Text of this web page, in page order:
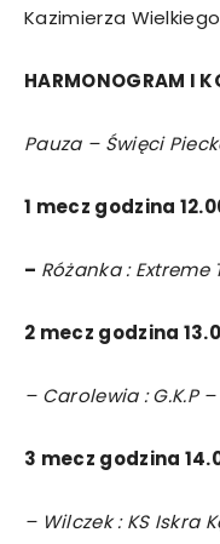
Kazimierza Wielkiego
HARMONOGRAM I
Pauza – Święci
1 mecz godzina
– Różanka : Extreme
2 mecz godzina
– Carolewia : G.K.P
3 mecz godzina
– Wilczek : KS Iskra